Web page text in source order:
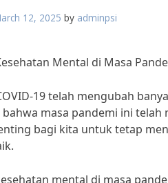
12, 2025 by adminpsi
Mental di Masa
19 telah mengubah
masa pandemi ini telah
bagi kita untuk tetap
mental di masa